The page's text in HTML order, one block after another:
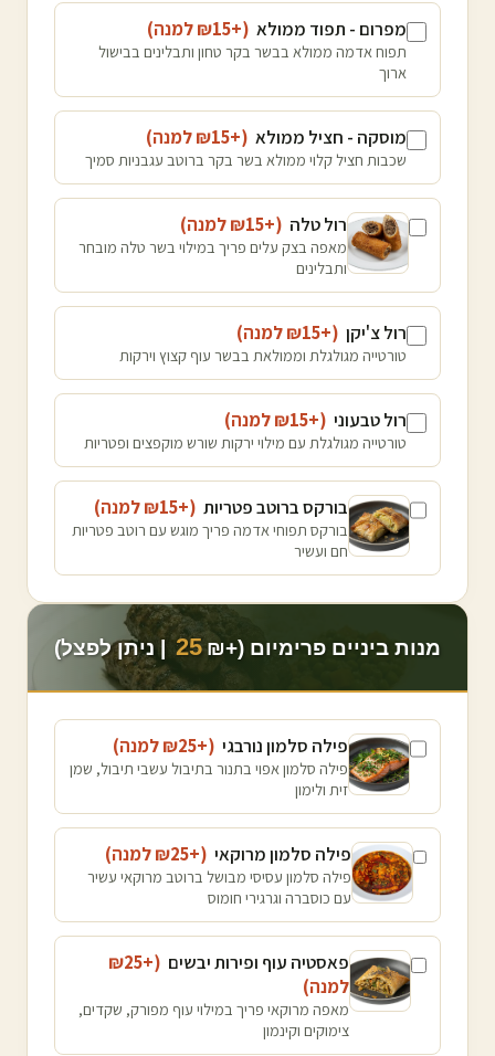
מפרום - תפוד ממולא (+₪
15 למנה)
תפוח אדמה ממולא בבשר בקר טחון ותבלינים בבישול
ארוך
מוסקה - חציל ממולא (+₪
15 למנה)
שכבות חציל קלוי ממולא בשר בקר ברוטב עגבניות סמיך
רול טלה (+₪
15 למנה)
מאפה בצק עלים פריך במילוי בשר טלה מובחר
ותבלינים
רול צ'יקן (+₪
15 למנה)
טורטייה מגולגלת וממולאת בבשר עוף קצוץ וירקות
רול טבעוני (+₪
15 למנה)
טורטייה מגולגלת עם מילוי ירקות שורש מוקפצים ופטריות
בורקס ברוטב פטריות (+₪
15 למנה)
בורקס תפוחי אדמה פריך מוגש עם רוטב פטריות
חם ועשיר
מנות ביניים פרימיום (+₪ 25 | ניתן לפצל)
פילה סלמון נורבגי (+₪
25 למנה)
פילה סלמון אפוי בתנור בתיבול עשבי תיבול, שמן
זית ולימון
פילה סלמון מרוקאי (+₪
25 למנה)
פילה סלמון עסיסי מבושל ברוטב מרוקאי עשיר
עם כוסברה וגרגירי חומוס
פאסטיה עוף ופירות יבשים (+₪
25
למנה)
מאפה מרוקאי פריך במילוי עוף מפורק, שקדים,
צימוקים וקינמון